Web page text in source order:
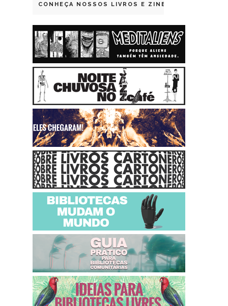
CONHEÇA NOSSOS LIVROS E ZINES